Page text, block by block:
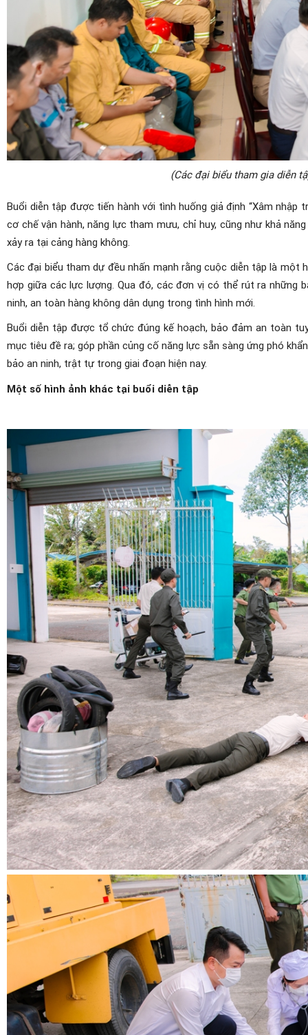
(Các đại biểu tham gia diễn
Buổi diễn tập được tiến hành với tình huống giả định “Xâm nhập
cơ chế vận hành, năng lực tham mưu, chỉ huy, cũng như khả
xảy ra tại cảng hàng không.
Các đại biểu tham dự đều nhấn mạnh rằng cuộc diễn tập là một
hợp giữa các lực lượng. Qua đó, các đơn vị có thể rút ra những
ninh, an toàn hàng không dân dụng trong tình hình mới.
Buổi diễn tập được tổ chức đúng kế hoạch, bảo đảm an toàn
mục tiêu đề ra; góp phần củng cố năng lực sẵn sàng ứng phó
bảo an ninh, trật tự trong giai đoạn hiện nay.
Một số hình ảnh khác tại buổi diễn tập